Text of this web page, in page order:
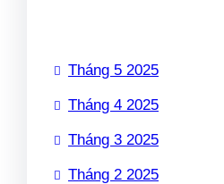
Tháng 5 2025
Tháng 4 2025
Tháng 3 2025
Tháng 2 2025